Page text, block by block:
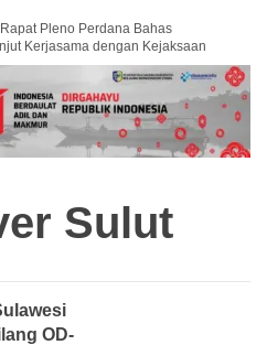
Pleno Perdana Bahas
Kerjasama dengan Kejaksaan
Sulut
OD-